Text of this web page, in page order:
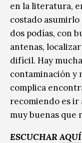
en la literatura,
costado asumirlo
dos podías, con
antenas,
difícil. Hay
contaminación y
complica
recomiendo es ir
muy buenas que
ESCUCHARAQUÍ